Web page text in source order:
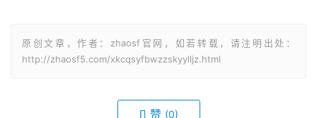
原创文章，作者：zhaosf官网，如若转载，请注明出处：
http://zhaosf5.com/xkcqsyfbwzzskyylljz.html
赞 (0)